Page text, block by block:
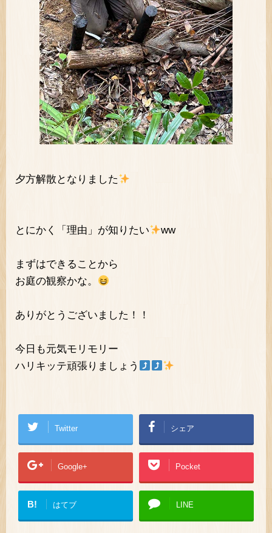
夕方解散となりました
とにかく「理由」が知りたい ww
まずはできることから
お庭の観察かな。
ありがとうございました！！
今日も元気モリモリー
ハリキッテ頑張りましょう
Twitter シェア
Google+ Pocket
B! はてブ LINE